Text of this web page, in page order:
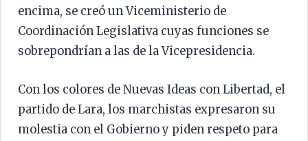
encima, se creó un Viceministerio de
Coordinación Legislativa cuyas funciones se
sobrepondrían a las de la Vicepresidencia.
Con los colores de Nuevas Ideas con Libertad, el
partido de Lara, los marchistas expresaron su
molestia con el Gobierno y piden respeto para